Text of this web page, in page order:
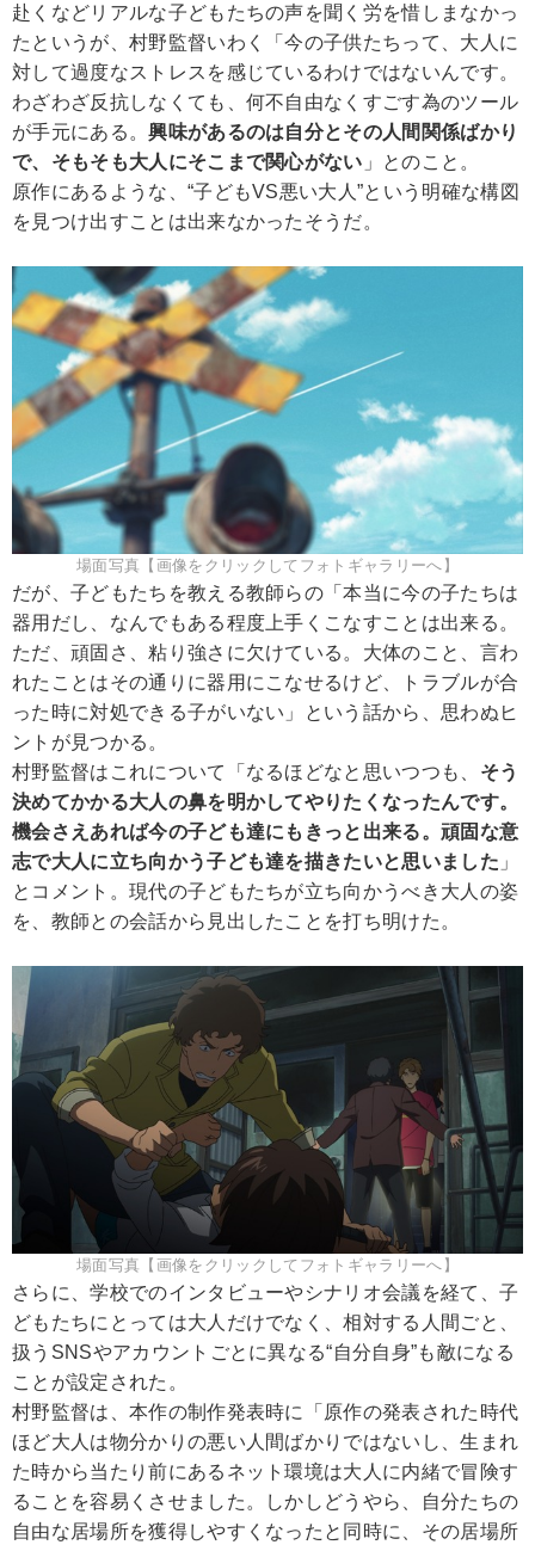
赴くなどリアルな子どもたちの声を聞く労を惜しまなかっ
たというが、村野監督いわく「今の子供たちって、大人に
対して過度なストレスを感じているわけではないんです。
わざわざ反抗しなくても、何不自由なくすごす為のツール
が手元にある。興味があるのは自分とその人間関係ばかり
で、そもそも大人にそこまで関心がない 」とのこと。
原作にあるような、“子どもVS悪い大人”という明確な構図
を見つけ出すことは出来なかったそうだ。
場面写真【画像をクリックしてフォトギャラリーへ】
だが、子どもたちを教える教師らの「本当に今の子たちは
器用だし、なんでもある程度上手くこなすことは出来る。
ただ、頑固さ、粘り強さに欠けている。大体のこと、言わ
れたことはその通りに器用にこなせるけど、トラブルが合
った時に対処できる子がいない」という話から、思わぬヒ
ントが見つかる。
村野監督はこれについて「なるほどなと思いつつも、 そう
決めてかかる大人の鼻を明かしてやりたくなったんです。
機会さえあれば今の子ども達にもきっと出来る。頑固な意
志で大人に立ち向かう子ども達を描きたいと思いました 」
とコメント。現代の子どもたちが立ち向かうべき大人の姿
を、教師との会話から見出したことを打ち明けた。
場面写真【画像をクリックしてフォトギャラリーへ】
さらに、学校でのインタビューやシナリオ会議を経て、子
どもたちにとっては大人だけでなく、相対する人間ごと、
扱うSNSやアカウントごとに異なる“自分自身”も敵になる
ことが設定された。
村野監督は、本作の制作発表時に「原作の発表された時代
ほど大人は物分かりの悪い人間ばかりではないし、生まれ
た時から当たり前にあるネット環境は大人に内緒で冒険す
ることを容易くさせました。しかしどうやら、自分たちの
自由な居場所を獲得しやすくなったと同時に、その居場所